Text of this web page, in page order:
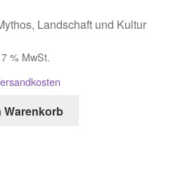
Landschaft und Kultur
% MwSt.
Warenkorb